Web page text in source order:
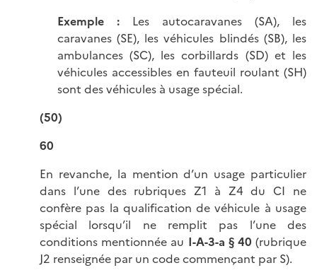
Exemple :Les autocaravanes (SA), les
caravanes (SE), les véhicules blindés (SB), les
ambulances (SC), les corbillards (SD) et les
véhicules accessibles en fauteuil roulant (SH)
sont des véhicules à usage spécial.
(50)
60
En revanche, la mention d’un usage particulier
dans l’une des rubriques Z1 à Z4 du CI ne
confère pas la qualification de véhicule à usage
spécial lorsqu’il ne remplit pas l’une des
conditions mentionnée au I-A-3-a § 40 (rubrique
J2 renseignée par un code commençant par S).